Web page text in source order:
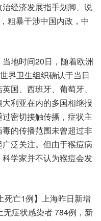
经济发展指手划脚、说
粗暴干涉中国内政，中
当地时间20日，随着欧洲
界卫生组织确认于当日
国、西班牙、葡萄牙、
利亚在内的多国相继报
密切接触传播，症状主
的传播范围未曾超过非
泛关注。但由于猴痘病
学家并不认为猴痘会发
死亡1例】上海昨日新增
症状感染者 784例，新